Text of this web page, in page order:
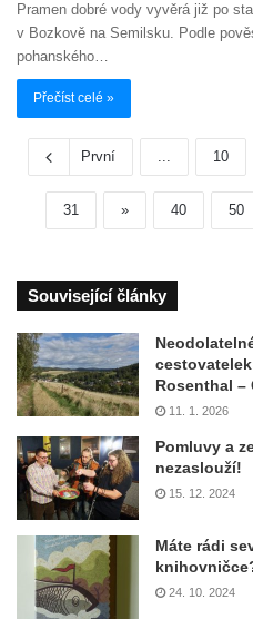
Pramen dobré vody vyvěrá již po
v Bozkově na Semilsku. Podle
pohanského…
Přečíst celé »
První ... 10
31 » 40 50
Související články
Rosenthal –
11. 1. 2026
Pomluvy a
nezaslouží!
15. 12. 2024
Máte rádi
24. 10. 2024